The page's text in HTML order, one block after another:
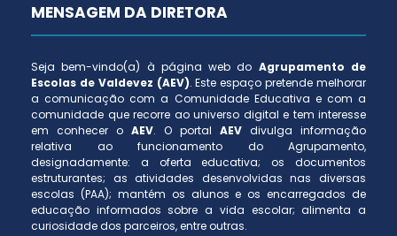
MENSAGEM DA DIRETORA
Seja bem-vindo(a) à página web do Agrupamento de
Escolas de Valdevez (AEV). Este espaço pretende melhorar
a comunicação com a Comunidade Educativa e com a
comunidade que recorre ao universo digital e tem interesse
em conhecer o AEV. O portal AEV divulga informação
relativa ao funcionamento do Agrupamento,
designadamente: a oferta educativa; os documentos
estruturantes; as atividades desenvolvidas nas diversas
escolas (PAA); mantém os alunos e os encarregados de
educação informados sobre a vida escolar; alimenta a
curiosidade dos parceiros, entre outras.